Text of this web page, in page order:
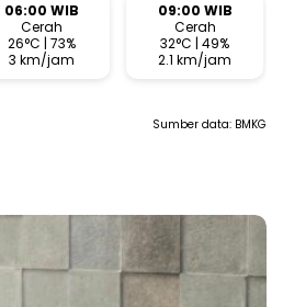
06:00 WIB
Cerah
26°C | 73%
3 km/jam
09:00 WIB
Cerah
32°C | 49%
2.1 km/jam
Sumber data: BMKG